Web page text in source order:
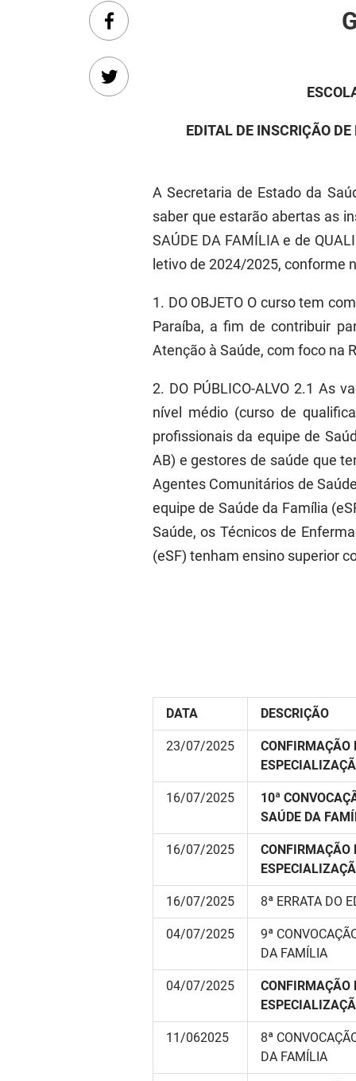
EDITAL DE INSCRIÇÃO
A Secretaria de Estado da
saber que estarão abertas as
SAÚDE DA FAMÍLIA e de
letivo de 2024/2025, conforme
1. DO OBJETO O curso tem
Paraíba, a fim de contribuir
Atenção à Saúde, com foco na
2. DO PÚBLICO-ALVO 2.1 As
nível médio (curso de
profissionais da equipe de
AB) e gestores de saúde que
Agentes Comunitários de
equipe de Saúde da Família
Saúde, os Técnicos de
(eSF) tenham ensino superior
DATA DESCRIÇÃO
23/07/2025
CONFIRMAÇÃO
16/07/2025
10ª
SAÚDE DA
16/07/2025
CONFIRMAÇÃO
16/07/2025 8ª ERRATA DO
04/07/2025
9ª
DA FAMÍLIA
04/07/2025
CONFIRMAÇÃO
11/062025
8ª
DA FAMÍLIA